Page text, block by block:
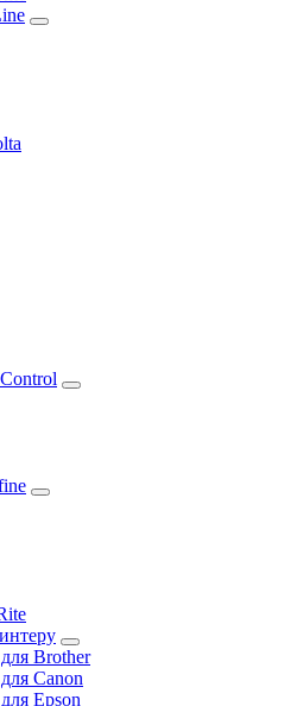
Brother
Canon
Epson